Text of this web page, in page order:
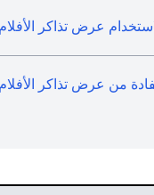
عرض تذاكر
من عرض تذاكر